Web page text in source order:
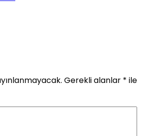
Gerekli alanlar * ile